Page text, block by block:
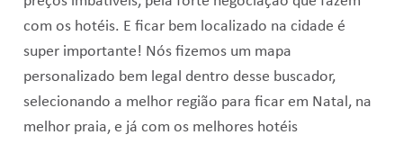
com os hotéis. E ficar bem localizado na cidade é
super importante! Nós fizemos um mapa
personalizado bem legal dentro desse buscador,
selecionando a melhor região para ficar em Natal, na
melhor praia, e já com os melhores hotéis